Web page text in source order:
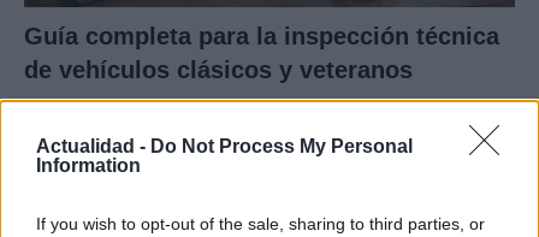
Actualidad - Do Not Process My Personal
Information
If you wish to opt-out of the sale, sharing to third parties, or
Guía completa para la inspección técnica
de vehículos clásicos y veteranos